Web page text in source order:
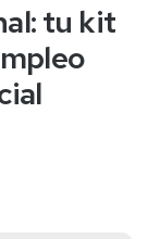
tu kit